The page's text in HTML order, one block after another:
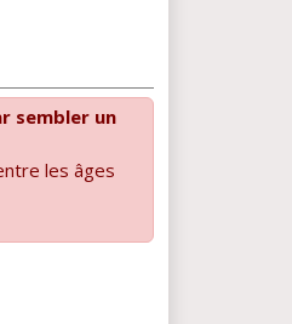
sembler un
les âges